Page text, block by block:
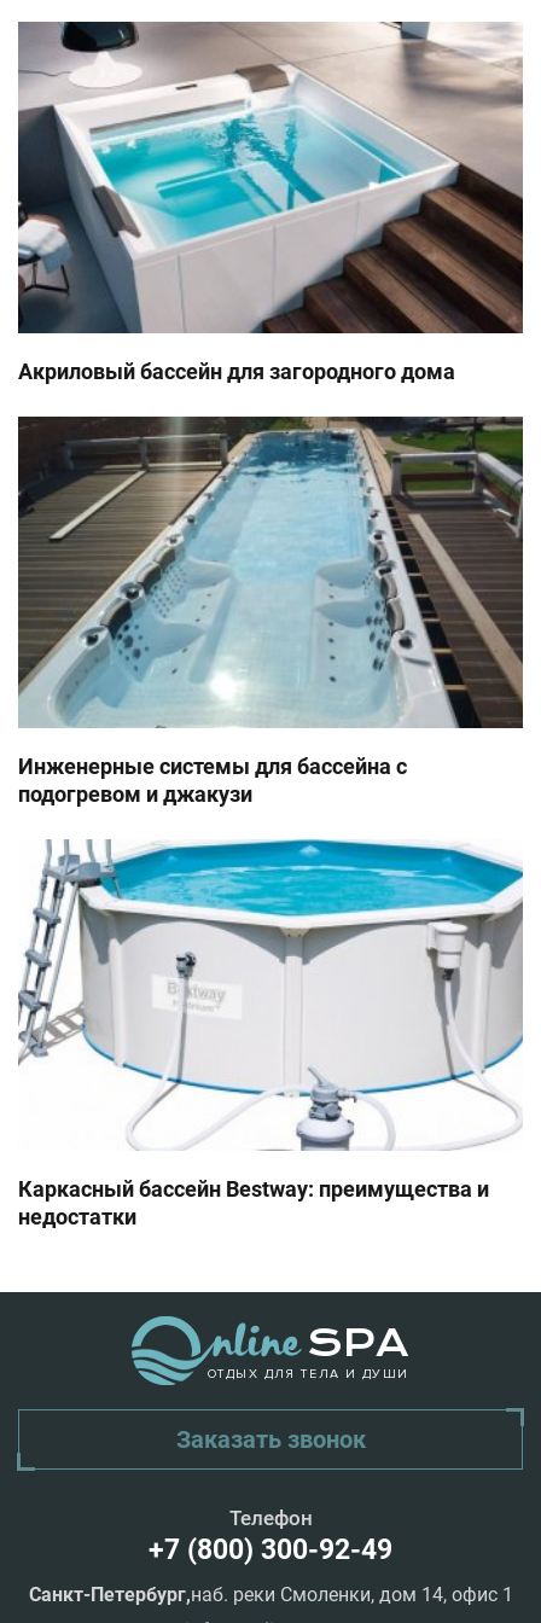
Акриловый бассейн для загородного дома
Инженерные системы для бассейна с
подогревом и джакузи
Каркасный бассейн Bestway: преимущества и
недостатки
ОТДЫХ ДЛЯ ТЕЛА И ДУШИ
Заказать звонок
Телефон
+7 (800) 300-92-49
Санкт-Петербург,наб. реки Смоленки, дом 14, офис 1